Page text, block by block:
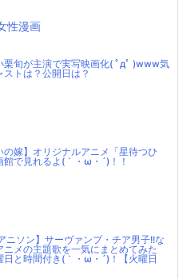
性漫画
栗旬が主演で実写映画化( ﾟдﾟ )www気
ストは？公開日は？
の嫁】オリジナルアニメ「星待つひ
館で見れるよ(｀・ω・´)！！
ニソン】サーヴァンプ・チア男子!!な
ニメの主題歌を一気にまとめてみた
日と時間付き(｀・ω・´)！【火曜日